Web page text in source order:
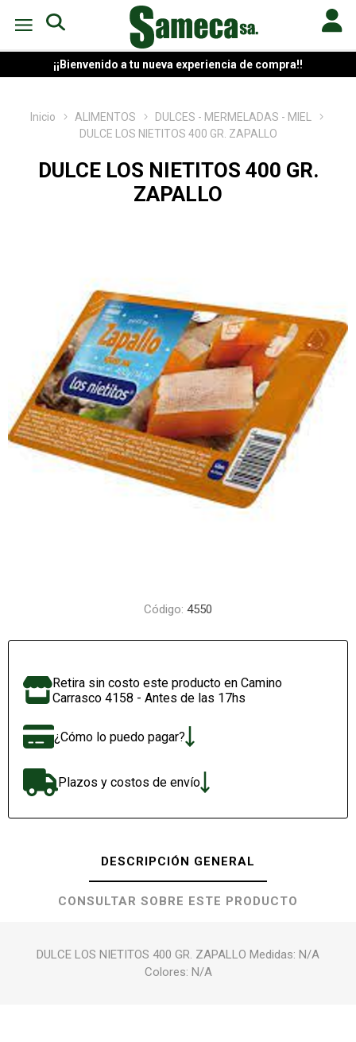
¡¡Bienvenido a tu nueva experiencia de compra!!
Inicio ALIMENTOS
DULCES - MERMELADAS - MIEL
DULCE LOS NIETITOS 400 GR. ZAPALLO
DULCE LOS NIETITOS 400 GR.
ZAPALLO
Código: 4550
Retira sin costo este producto en Camino
Carrasco 4158 - Antes de las 17hs
¿Cómo lo puedo pagar?
Plazos y costos de envío
DESCRIPCIÓN GENERAL
CONSULTAR SOBRE ESTE PRODUCTO
DULCE LOS NIETITOS 400 GR. ZAPALLO Medidas: N/A
Colores: N/A